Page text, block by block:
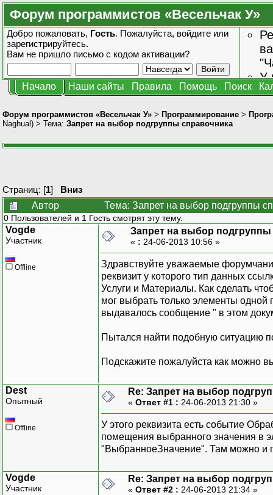
Форум программистов «Весельчак У»
Добро пожаловать, Гость. Пожалуйста, войдите или
зарегистрируйтесь.
Вам не пришло письмо с кодом активации?
У
Начало Наши сайты Правила Помощь Поиск
Форум программистов «Весельчак У» > Программирование >
Naghual) > Тема: Запрет на выбор подгруппы справочника
Страниц: [1] Вниз
Автор
Тема: Запрет на выбор подгруппы
0 Пользователей и 1 Гость смотрят эту тему.
Vogde
Участник
Offline
Запрет на выбор подгруппы
« : 24-06-2013 10:56 »
Здравствуйте уважаемые
реквизит у которого тип данных
Услуги и Материалы. Как сделать
мог выбрать только элементы одной
выдавалось сообщение " в этом
Пытался найти подобную ситуацию
Подскажите пожалуйста как можно
Dest
Опытный
Offline
Re: Запрет на выбор
« Ответ #1 : 24-06-2013 21:30 »
У этого реквизита есть событие
помещения выбранного значения в
"ВыбранноеЗначение". Там можно и
Vogde
Участник
Re: Запрет на выбор
« Ответ #2 : 24-06-2013 21:34 »